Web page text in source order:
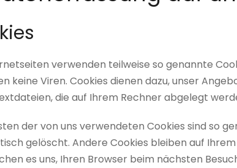
verwenden teilweise so genannte
keine Viren. Cookies dienen dazu, unser
die auf Ihrem Rechner abgelegt
der von uns verwendeten Cookies sind so
gelöscht. Andere Cookies bleiben auf
es uns, Ihren Browser beim nächsten